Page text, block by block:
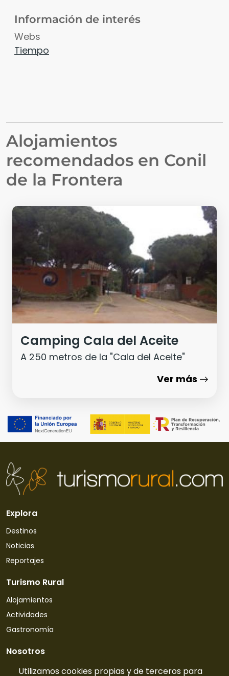
Información de interés
Webs
Tiempo
Alojamientos
recomendados en Conil
de la Frontera
Camping Cala del Aceite
A 250 metros de la "Cala del Aceite"
Ver más
Utilizamos cookies propias y de terceros para
Explora
Destinos
Noticias
Reportajes
Turismo Rural
Alojamientos
Actividades
Gastronomía
Nosotros
Quiénes somos